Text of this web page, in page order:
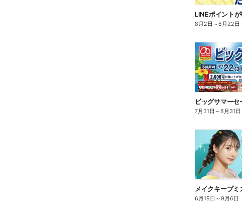
LINEポイント
8月2日 ～8月22日
ビッグサマーセ
7月31日 ～8月31日
メイクキープミ
6月19日 ～9月6日